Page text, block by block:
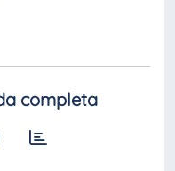
completa